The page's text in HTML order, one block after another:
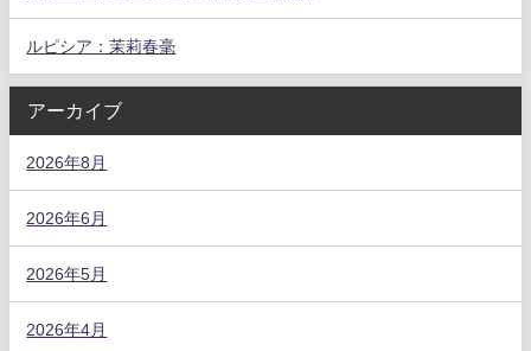
ルピシア：茉莉春毫
アーカイブ
2026年8月
2026年6月
2026年5月
2026年4月